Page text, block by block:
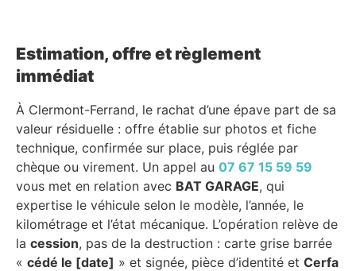
Estimation, offre et règlement
immédiat
À Clermont-Ferrand, le rachat d’une épave part de sa
valeur résiduelle : offre établie sur photos et fiche
technique, confirmée sur place, puis réglée par
chèque ou virement. Un appel au 07 67 15 59 59
vous met en relation avec BAT GARAGE, qui
expertise le véhicule selon le modèle, l’année, le
kilométrage et l’état mécanique. L’opération relève de
la cession, pas de la destruction : carte grise barrée
« cédé le [date] » et signée, pièce d’identité et Cerfa